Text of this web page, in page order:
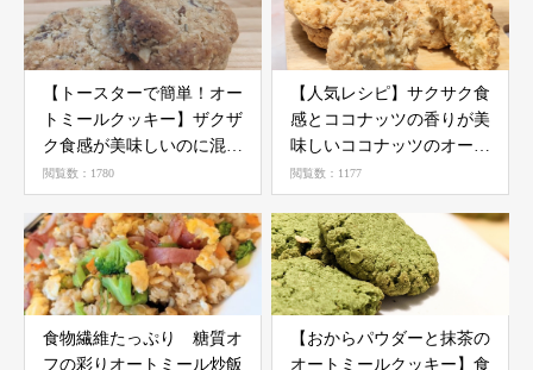
【トースターで簡単！オー
トミールクッキー】ザクザ
ク食感が美味しいのに混ぜ
るだけ
閲覧数：1780
【人気レシピ】サクサク食
感とココナッツの香りが美
味しいココナッツのオート
ミールクッキー
閲覧数：1177
食物繊維たっぷり 糖質オ
フの彩りオートミール炒飯
【おからパウダーと抹茶の
オートミールクッキー】食